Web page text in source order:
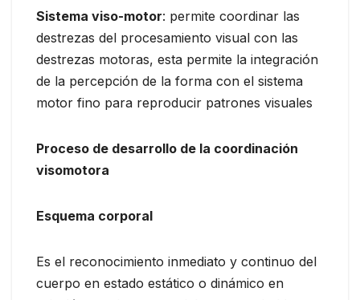
Sistema viso-motor: permite coordinar las
destrezas del procesamiento visual con las
destrezas motoras, esta permite la integración
de la percepción de la forma con el sistema
motor fino para reproducir patrones visuales
Proceso de desarrollo de la coordinación
visomotora
Esquema corporal
Es el reconocimiento inmediato y continuo del
cuerpo en estado estático o dinámico en